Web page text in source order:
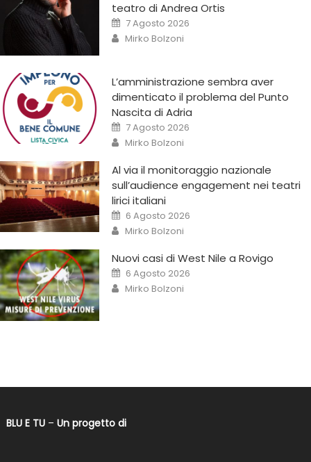
teatro di Andrea Ortis
7 Agosto 2026
Mirko Bolzoni
L’amministrazione sembra aver
dimenticato il problema del Punto
Nascita di Adria
7 Agosto 2026
Mirko Bolzoni
Al via il monitoraggio nazionale
sull’audience engagement nei teatri
lirici italiani
6 Agosto 2026
Mirko Bolzoni
Nuovi casi di West Nile a Rovigo
6 Agosto 2026
Mirko Bolzoni
BLU E TU– Un progetto di